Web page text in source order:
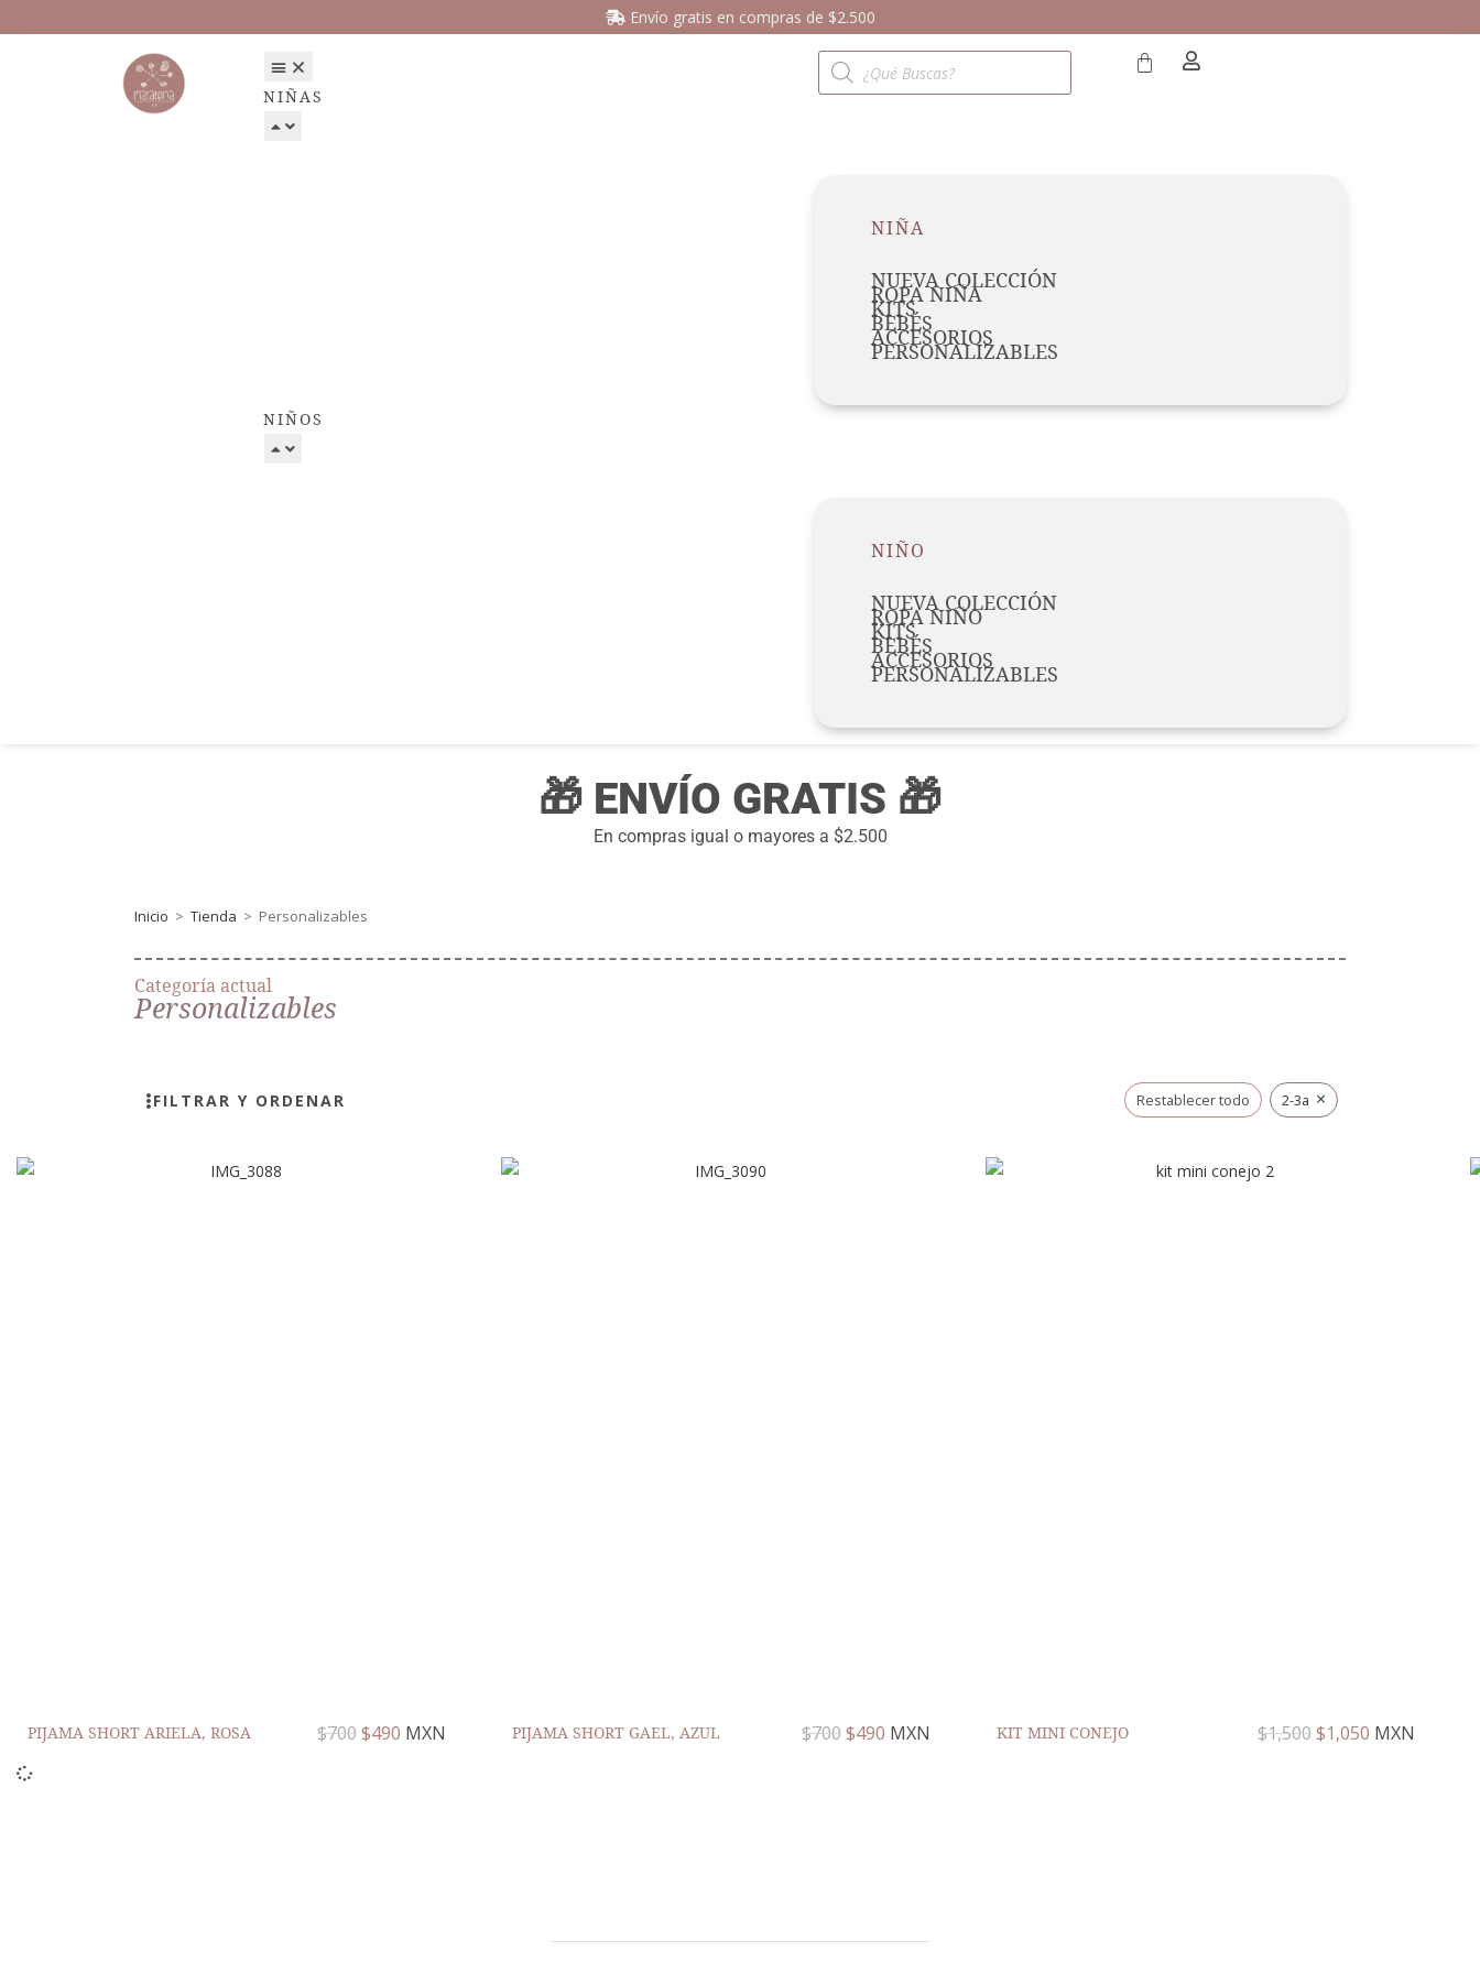
Envío gratis en compras de $2.500
NIÑAS
NIÑA
NUEVA COLECCIÓN
ROPA NIÑA
KITS
BEBÉS
ACCESORIOS
PERSONALIZABLES
NIÑOS
NIÑO
NUEVA COLECCIÓN
ROPA NIÑO
KITS
BEBÉS
ACCESORIOS
PERSONALIZABLES
🎁 ENVÍO GRATIS 🎁
En compras igual o mayores a $2.500
Inicio > Tienda > Personalizables
Categoría actual
Personalizables
FILTRAR Y ORDENAR Restablecer todo 2-3a ×
PIJAMA SHORT ARIELA, ROSA $700$490 MXN PIJAMA SHORT GAEL, AZUL $700$490 MXN KIT MINI CONEJO $1,500$1,050 MXN